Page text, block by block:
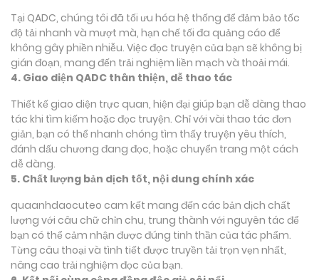
Tại QADC, chúng tôi đã tối ưu hóa hệ thống để đảm bảo tốc
độ tải nhanh và mượt mà, hạn chế tối đa quảng cáo để
không gây phiền nhiễu. Việc đọc truyện của bạn sẽ không bị
gián đoạn, mang đến trải nghiệm liền mạch và thoải mái.
4. Giao diện QADC thân thiện, dễ thao tác
Thiết kế giao diện trực quan, hiện đại giúp bạn dễ dàng thao
tác khi tìm kiếm hoặc đọc truyện. Chỉ với vài thao tác đơn
giản, bạn có thể nhanh chóng tìm thấy truyện yêu thích,
đánh dấu chương đang đọc, hoặc chuyển trang một cách
dễ dàng.
5. Chất lượng bản dịch tốt, nội dung chính xác
quaanhdaocuteo cam kết mang đến các bản dịch chất
lượng với câu chữ chỉn chu, trung thành với nguyên tác để
bạn có thể cảm nhận được đúng tinh thần của tác phẩm.
Từng câu thoại và tình tiết được truyền tải trọn vẹn nhất,
nâng cao trải nghiệm đọc của bạn.